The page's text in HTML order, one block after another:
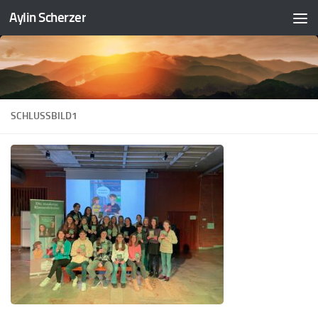
Zum Inhalt springen
Aylin Scherzer
SCHLUSSBILD1